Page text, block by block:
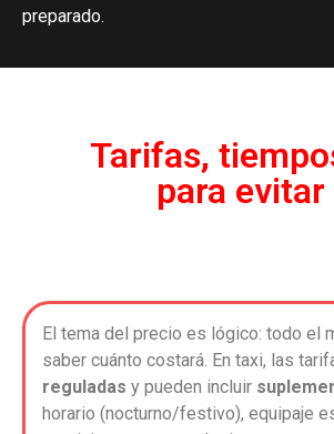
preparado.
Tarifas,
para
El tema del precio es lógico: todo el
saber cuánto costará. En taxi, las
reguladas y pueden incluir
horario (nocturno/festivo), equipaje